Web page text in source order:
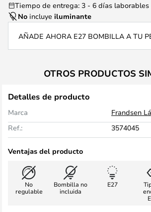
Tiempo de entrega: 3 - 6 días laborables
No incluye iluminante
AÑADE AHORA E27 BOMBILLA A TU
OTROS PRODUCTOS
Detalles de producto
Marca
Frandsen
Ref.:
3574045
Ventajas del producto
No
regulable
Bombilla no
incluida
E27